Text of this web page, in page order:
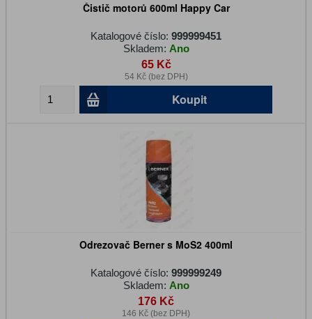
Čistič motorů 600ml Happy Car
Katalogové číslo: 999999451
Skladem: Ano
65 Kč
54 Kč (bez DPH)
Koupit
Odrezovač Berner s MoS2 400ml
Katalogové číslo: 999999249
Skladem: Ano
176 Kč
146 Kč (bez DPH)